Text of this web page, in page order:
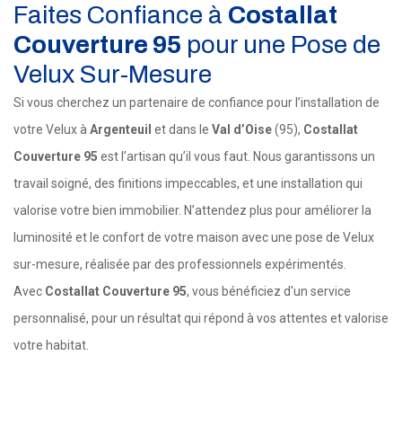
Faites Confiance à Costallat
Couverture 95 pour une Pose de
Velux Sur-Mesure
Si vous cherchez un partenaire de confiance pour l’installation de
votre Velux à Argenteuil et dans le Val d’Oise(95), Costallat
Couverture 95 est l’artisan qu’il vous faut. Nous garantissons un
travail soigné, des finitions impeccables, et une installation qui
valorise votre bien immobilier. N’attendez plus pour améliorer la
luminosité et le confort de votre maison avec une pose de Velux
sur-mesure, réalisée par des professionnels expérimentés.
Avec Costallat Couverture 95, vous bénéficiez d'un service
personnalisé, pour un résultat qui répond à vos attentes et valorise
votre habitat.